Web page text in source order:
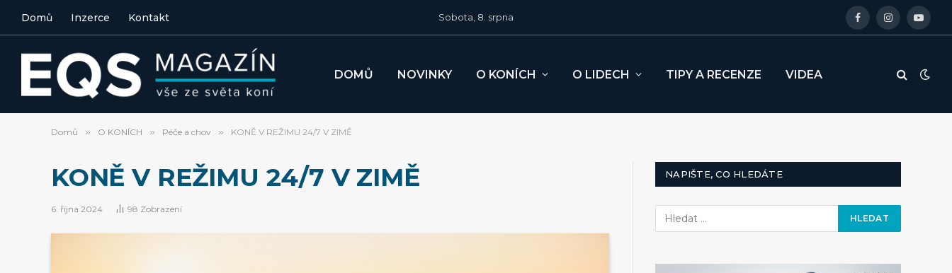
Domů Inzerce Kontakt Sobota, 8. srpna FacebookInstagram
DOMŮ NOVINKY O KONÍCH O LIDECH TIPY A RECENZE VIDEA
Domů » O KONÍCH » Péče a chov » KONĚ V REŽIMU 24/7 V ZIMĚ
KONĚ V REŽIMU 24/7 V ZIMĚ
6. října 2024 98 Zobrazení
NAPIŠTE, CO HLEDÁTE